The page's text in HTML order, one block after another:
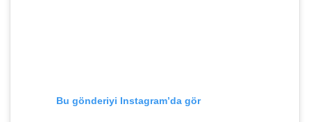
Bu gönderiyi Instagram’da gör